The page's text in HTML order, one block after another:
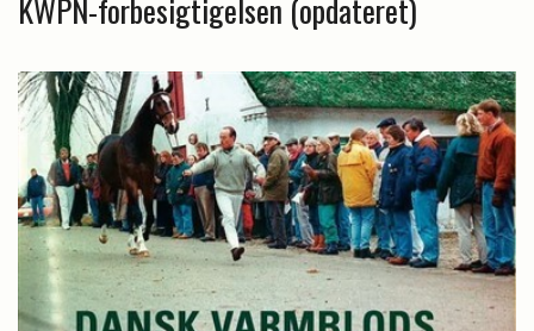
KWPN-forbesigtigelsen (opdateret)